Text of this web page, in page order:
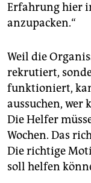
Erfahrung hier
anzupacken.“
Weil die
rekrutiert,
funktioniert,
aussuchen, wer
Die Helfer
Wochen. Das
Die richtige
soll helfen